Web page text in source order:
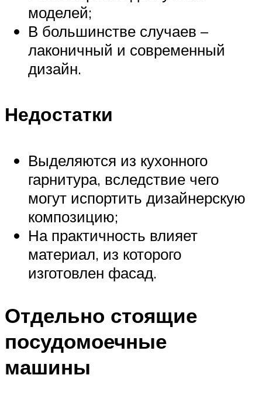
моделей;
В большинстве случаев –
лаконичный и современный
дизайн.
Недостатки
Выделяются из кухонного
гарнитура, вследствие чего
могут испортить дизайнерскую
композицию;
На практичность влияет
материал, из которого
изготовлен фасад.
Отдельно стоящие
посудомоечные
машины